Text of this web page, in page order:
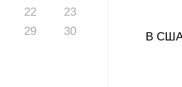
22
23
29
30
В США